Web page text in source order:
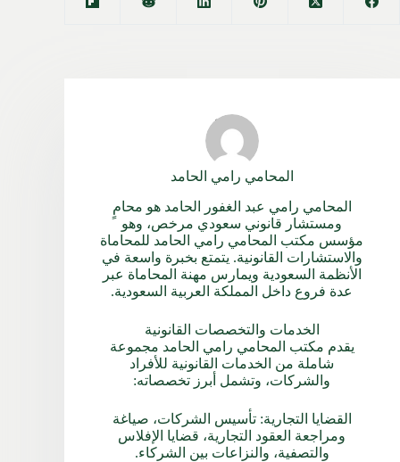
المحامي رامي الحامد
المحامي رامي عبد الغفور الحامد هو محامٍ
ومستشار قانوني سعودي مرخص، وهو
مؤسس مكتب المحامي رامي الحامد للمحاماة
والاستشارات القانونية. يتمتع بخبرة واسعة في
الأنظمة السعودية ويمارس مهنة المحاماة عبر
عدة فروع داخل المملكة العربية السعودية.
الخدمات والتخصصات القانونية
يقدم مكتب المحامي رامي الحامد مجموعة
شاملة من الخدمات القانونية للأفراد
والشركات، وتشمل أبرز تخصصاته:
القضايا التجارية: تأسيس الشركات، صياغة
ومراجعة العقود التجارية، قضايا الإفلاس
والتصفية، والنزاعات بين الشركاء.